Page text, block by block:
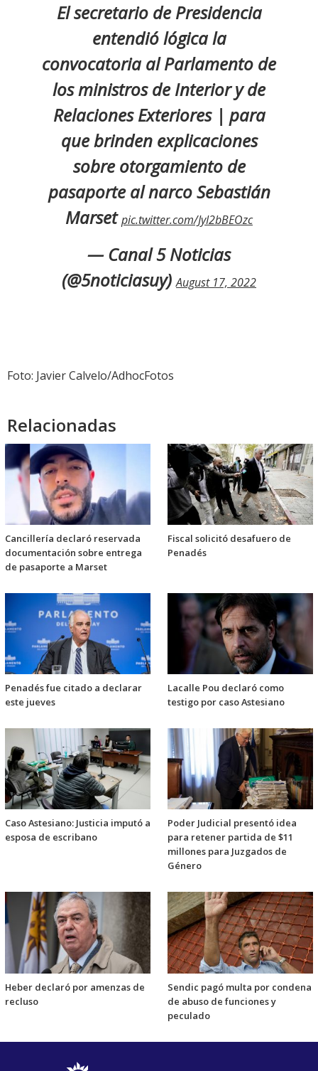
El secretario de Presidencia
entendió lógica la
convocatoria al Parlamento de
los ministros de Interior y de
Relaciones Exteriores | para
que brinden explicaciones
sobre otorgamiento de
pasaporte al narco Sebastián
Marsetpic.twitter.com/JyI2bBEOzc
— Canal 5 Noticias
(@5noticiasuy)August 17, 2022
Foto: Javier Calvelo/AdhocFotos
Relacionadas
Cancillería declaró reservada
documentación sobre entrega
de pasaporte a Marset
Fiscal solicitó desafuero de
Penadés
Penadés fue citado a declarar
este jueves
Lacalle Pou declaró como
testigo por caso Astesiano
Caso Astesiano: Justicia imputó a
esposa de escribano
Poder Judicial presentó idea
para retener partida de $11
millones para Juzgados de
Género
Heber declaró por amenzas de
recluso
Sendic pagó multa por condena
de abuso de funciones y
peculado